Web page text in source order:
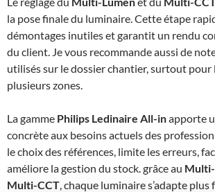
la pose finale du luminaire. Cette étape
démontages inutiles et garantit un rendu
du client. Je vous recommande aussi de
utilisés sur le dossier chantier, surtout pour
plusieurs zones.
La gamme Philips Ledinaire All-inapporte
concrète aux besoins actuels des
le choix des références, limite les erreurs,
améliore la gestion du stock. grâce au
Multi-CCT, chaque luminaire s’adapte plus